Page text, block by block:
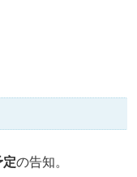
定の告知。